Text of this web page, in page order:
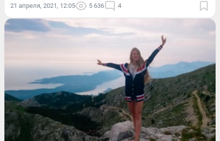
21 апреля, 2021, 12:05 5 636 4